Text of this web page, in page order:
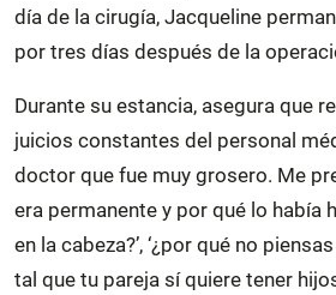
día de la cirugía, Jacqueline
por tres días después de la
Durante su estancia, asegura que
juicios constantes del personal
doctor que fue muy grosero. Me
era permanente y por qué lo había
en la cabeza?’, ‘¿por qué no
tal que tu pareja sí quiere tener